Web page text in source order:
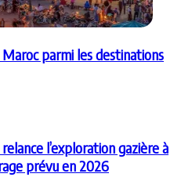
parmi les destinations
l’exploration gazière à
prévu en 2026